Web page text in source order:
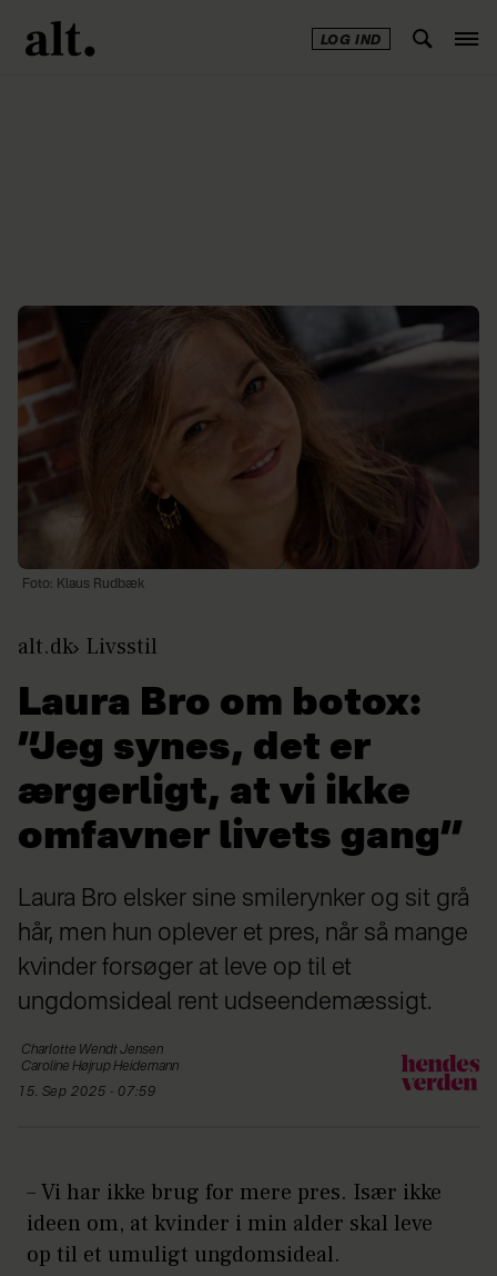
LOG IND
Foto: Klaus Rudbæk
alt.dk Livsstil
Laura Bro om botox:
”Jeg synes, det er
ærgerligt, at vi ikke
omfavner livets gang”
Laura Bro elsker sine smilerynker og sit grå
hår, men hun oplever et pres, når så mange
kvinder forsøger at leve op til et
ungdomsideal rent udseendemæssigt.
Charlotte WendtJensen
Caroline Højrup Heidemann
15. Sep 2025 - 07:59
– Vi har ikke brug for mere pres. Især ikke
ideen om, at kvinder i min alder skal leve
op til et umuligt ungdomsideal.